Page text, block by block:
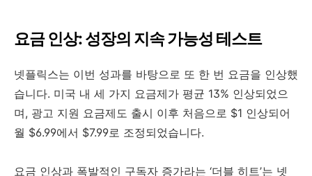
요금 인상: 성장의 지속 가능성 테스트
넷플릭스는 이번 성과를 바탕으로 또 한 번 요금을 인상했
습니다. 미국 내 세 가지 요금제가 평균 13% 인상되었으
며, 광고 지원 요금제도 출시 이후 처음으로 $1 인상되어
월 $6.99에서 $7.99로 조정되었습니다.
요금 인상과 폭발적인 구독자 증가라는 ‘더블 히트’는 넷